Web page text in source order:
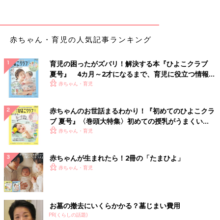
（4）器に（1）を盛り、（2）をのせる。
5～6カ月ごろ）
【離乳初期 5～6カ月ごろ】 甘いかぼちゃを使
って食欲アップ<b>「かぼちゃピューレのパン
●監修／太田百合子先生（管理栄養士）
●参照／初めてママ＆パパのための365日の離乳食カレンダー
初めてママ＆パパのための365日の離乳食カレンダ
ー
赤ちゃん・育児の人気記事ランキング
育児の困ったがズバリ！解決する本『ひよこクラブ
夏号』 4カ月～2才になるまで、育児に役立つ情報が
いっぱい！
赤ちゃん・育児
赤ちゃんのお世話まるわかり！『初めてのひよこクラ
ブ 夏号』〈巻頭大特集〉初めての授乳がうまくい
く！ おっぱい・ミルクの基本と夏のトラブル 解決テ
赤ちゃん・育児
赤ちゃんが生まれたら！2冊の「たまひよ」
赤ちゃん・育児
お墓の撤去にいくらかかる？墓じまい費用
PR(くらしの話題)